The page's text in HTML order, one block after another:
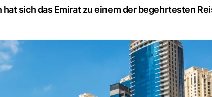
sich das Emirat zu einem der begehrtesten